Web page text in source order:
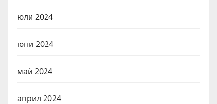
юли 2024
юни 2024
май 2024
април 2024